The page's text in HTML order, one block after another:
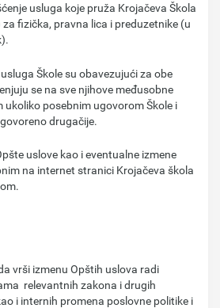
usluga koje pruža Krojačeva Škola
fizička, pravna lica i preduzetnike (u
Škole su obavezujući za obe
se na sve njihove međusobne
ukoliko posebnim ugovorom Škole i
drugačije.
uslove kao i eventualne izmene
na internet stranici Krojačeva škola
vrši izmenu Opštih uslova radi
relevantnih zakona i drugih
i internih promena poslovne politike i